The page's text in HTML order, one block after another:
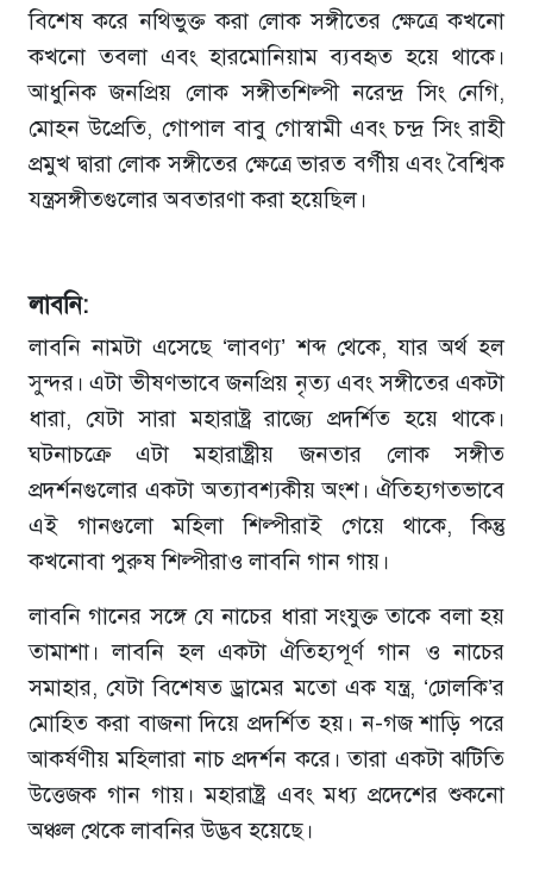
বিশেষ করে নথিভুক্ত করা লোক সঙ্গীতের ক্ষেত্রে কখনো
কখনো তবলা এবং হারমোনিয়াম ব্যবহৃত হয়ে থাকে।
আধুনিক জনপ্রিয় লোক সঙ্গীতশিল্পী নরেন্দ্র সিং নেগি,
মোহন উপ্রেতি, গোপাল বাবু গোস্বামী এবং চন্দ্র সিং রাহী
প্রমুখ দ্বারা লোক সঙ্গীতের ক্ষেত্রে ভারত বর্গীয় এবং বৈশ্বিক
যন্ত্রসঙ্গীতগুলোর অবতারণা করা হয়েছিল।
লাবনি:
লাবনি নামটা এসেছে ‘লাবণ্য’ শব্দ থেকে, যার অর্থ হল
সুন্দর। এটা ভীষণভাবে জনপ্রিয় নৃত্য এবং সঙ্গীতের একটা
ধারা, যেটা সারা মহারাষ্ট্র রাজ্যে প্রদর্শিত হয়ে থাকে।
ঘটনাচক্রে এটা মহারাষ্ট্রীয় জনতার লোক সঙ্গীত
প্রদর্শনগুলোর একটা অত্যাবশ্যকীয় অংশ। ঐতিহ্যগতভাবে
এই গানগুলো মহিলা শিল্পীরাই গেয়ে থাকে, কিন্তু
কখনোবা পুরুষ শিল্পীরাও লাবনি গান গায়।
লাবনি গানের সঙ্গে যে নাচের ধারা সংযুক্ত তাকে বলা হয়
তামাশা। লাবনি হল একটা ঐতিহ্যপূর্ণ গান ও নাচের
সমাহার, যেটা বিশেষত ড্রামের মতো এক যন্ত্র, ‘ঢোলকি’র
মোহিত করা বাজনা দিয়ে প্রদর্শিত হয়। ন-গজ শাড়ি পরে
আকর্ষণীয় মহিলারা নাচ প্রদর্শন করে। তারা একটা ঝটিতি
উত্তেজক গান গায়। মহারাষ্ট্র এবং মধ্য প্রদেশের শুকনো
অঞ্চল থেকে লাবনির উদ্ভব হয়েছে।